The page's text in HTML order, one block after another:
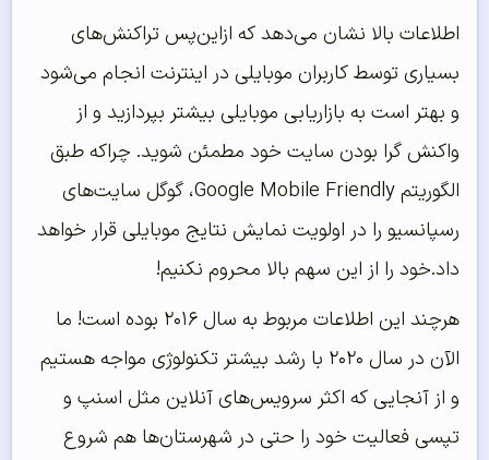
اطلاعات بالا نشان می‌دهد که ازاین‌پس تراکنش‌های
بسیاری توسط کاربران موبایلی در اینترنت انجام می‌شود
و بهتر است به بازاریابی موبایلی بیشتر بپردازید و از
واکنش گرا بودن سایت خود مطمئن شوید. چراکه طبق
الگوریتم Google Mobile Friendly، گوگل سایت‌های
رسپانسیو را در اولویت نمایش نتایج موبایلی قرار خواهد
داد.خود را از این سهم بالا محروم نکنیم!
هرچند این اطلاعات مربوط به سال ۲۰۱۶ بوده است! ما
الآن در سال ۲۰۲۰ با رشد بیشتر تکنولوژی مواجه هستیم
و از آنجایی که اکثر سرویس‌های آنلاین مثل اسنپ و
تپسی فعالیت خود را حتی در شهرستان‌ها هم شروع